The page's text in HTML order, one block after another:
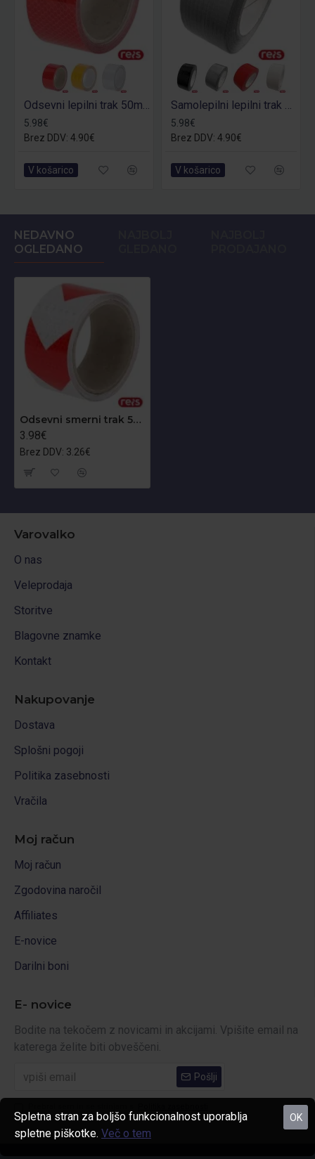
Odsevni lepilni trak 50mm
5.98€
Brez DDV: 4.90€
V košarico
Samolepilni lepilni trak Tasoduct 48mm
5.98€
Brez DDV: 4.90€
V košarico
NEDAVNO
OGLEDANO
Odsevni smerni trak 50mm
3.98€
Brez DDV: 3.26€
Varovalko
O nas
Veleprodaja
Storitve
Blagovne znamke
Kontakt
Nakupovanje
Dostava
Splošni pogoji
Politika zasebnosti
Vračila
Moj račun
Moj račun
Zgodovina naročil
Affiliates
E-novice
Darilni boni
E- novice
Bodite na tekočem z novicami in akcijami. Vpišite email na
katerega želite biti obveščeni.
Pošlji
OK
Spletna stran za boljšo funkcionalnost uporablja
spletne piškotke. Več o tem